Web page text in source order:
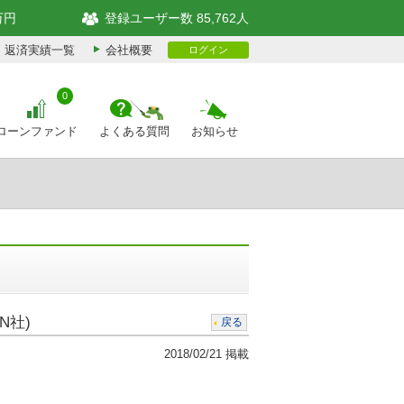
円 登録ユーザー数 85,762人
返済実績一覧 会社概要 ログイン
ーンファンド
0
よくある質問 お知らせ
社) 戻る
2018/02/21 掲載